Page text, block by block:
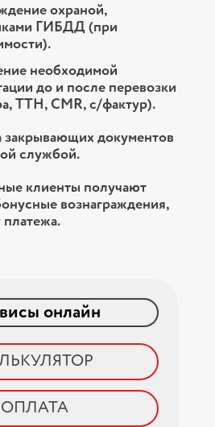
охраной,
ГИБДД (при
необходимой
до и после перевозки
ТТН, СМR, с/фактур).
закрывающих документов
службой.
клиенты получают
вознаграждения,
платежа.
онлайн
ОПЛАТА